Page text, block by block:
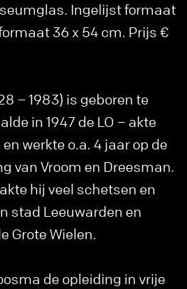
Ingelijst formaat
36 x 54 cm. Prijs €
– 1983) is geboren te
in 1947 de LO – akte
werkte o.a. 4 jaar op de
van Vroom en Dreesman.
hij veel schetsen en
stad Leeuwarden en
Grote Wielen.
de opleiding in vrije